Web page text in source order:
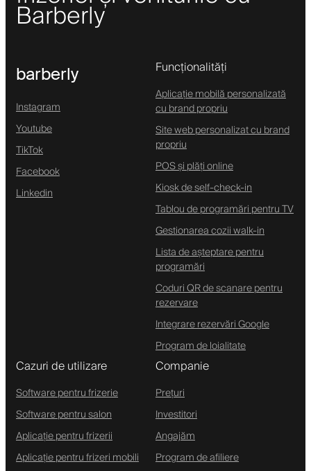
Barberly
barberly
Instagram
Youtube
TikTok
Facebook
Linkedin
Funcționalități
Aplicație mobilă personalizată
cu brand propriu
Site web personalizat cu brand
propriu
POS și plăți online
Kiosk de self-check-in
Tablou de programări pentru TV
Gestionarea cozii walk-in
Lista de așteptare pentru
programări
Coduri QR de scanare pentru
rezervare
Integrare rezervări Google
Program de loialitate
Cazuri de utilizare
Software pentru frizerie
Software pentru salon
Aplicație pentru frizerii
Aplicație pentru frizeri mobili
Companie
Prețuri
Investitori
Angajăm
Program de afiliere